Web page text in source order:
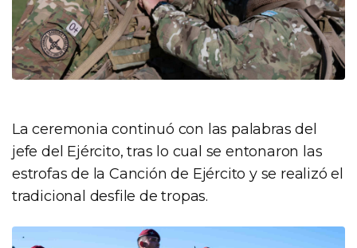
La ceremonia continuó con las palabras del
jefe del Ejército, tras lo cual se entonaron las
estrofas de la Canción de Ejército y se realizó el
tradicional desfile de tropas.